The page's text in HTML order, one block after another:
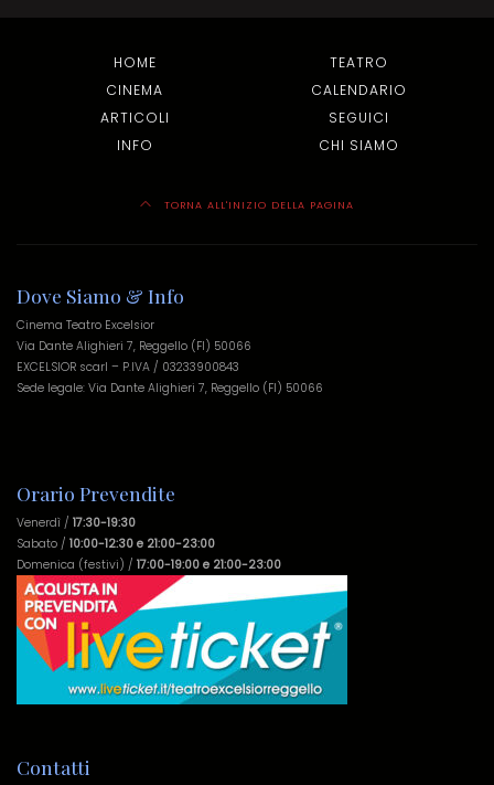
HOME
TEATRO
CINEMA
CALENDARIO
ARTICOLI
SEGUICI
INFO
CHI SIAMO
TORNA ALL'INIZIO DELLA PAGINA
Dove Siamo & Info
Cinema Teatro Excelsior
Via Dante Alighieri 7, Reggello (FI) 50066
EXCELSIOR scarl – P.IVA / 03233900843
Sede legale: Via Dante Alighieri 7, Reggello (FI) 50066
Orario Prevendite
Venerdì / 17:30-19:30
Sabato / 10:00-12:30 e 21:00-23:00
Domenica (festivi) / 17:00-19:00 e 21:00-23:00
Contatti